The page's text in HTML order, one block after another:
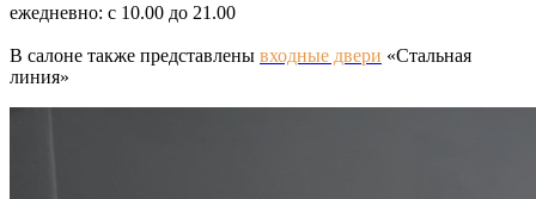
ежедневно: с 10.00 до 21.00
В салоне также представлены входные двери «Стальная
линия»